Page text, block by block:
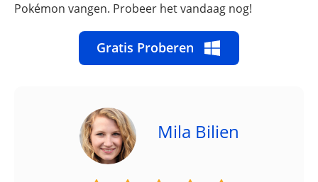
Pokémon vangen. Probeer het vandaag nog!
Gratis Proberen
Mila Bilien